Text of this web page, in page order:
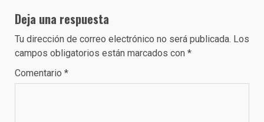
Deja una respuesta
Tu dirección de correo electrónico no será publicada. Los
campos obligatorios están marcados con *
Comentario *